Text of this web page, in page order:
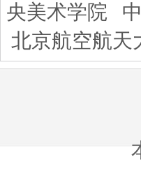
央美术学院
北京航空航天